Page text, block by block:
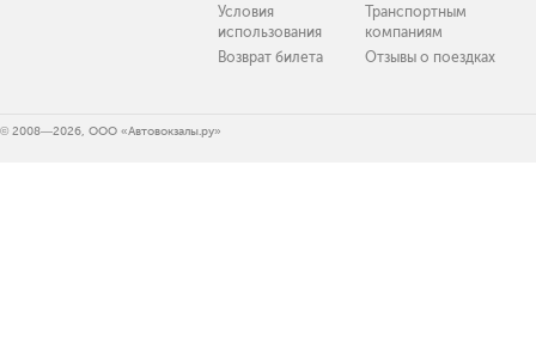
Условия
использования
Возврат билета
Транспортным
компаниям
Отзывы о поездках
© 2008—2026, ООО «Автовокзалы.ру»